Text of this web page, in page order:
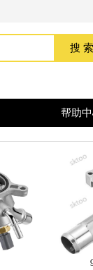
搜索
搜 索
帮助